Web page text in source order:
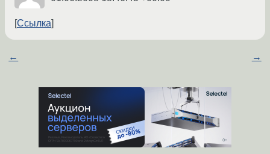
Ссылка
← →